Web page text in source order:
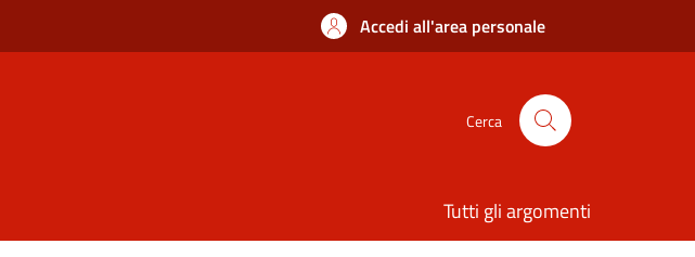
Accedi all'area personale
Cerca
Tutti gli argomenti